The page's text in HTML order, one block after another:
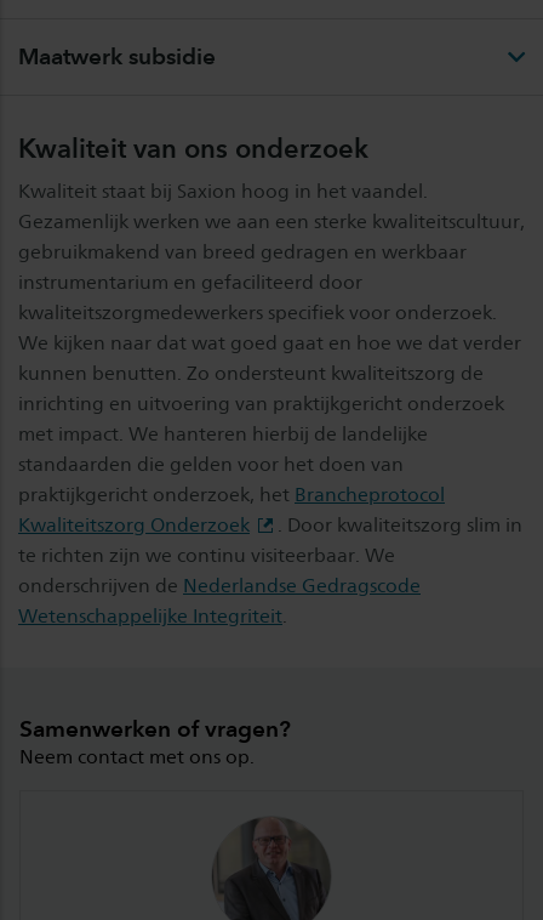
Maatwerk subsidie
Kwaliteit van ons onderzoek
Kwaliteit staat bij Saxion hoog in het vaandel.
Gezamenlijk werken we aan een sterke kwaliteitscultuur,
gebruikmakend van breed gedragen en werkbaar
instrumentarium en gefaciliteerd door
kwaliteitszorgmedewerkers specifiek voor onderzoek.
We kijken naar dat wat goed gaat en hoe we dat verder
kunnen benutten. Zo ondersteunt kwaliteitszorg de
inrichting en uitvoering van praktijkgericht onderzoek
met impact. We hanteren hierbij de landelijke
standaarden die gelden voor het doen van
praktijkgericht onderzoek, het Brancheprotocol
Kwaliteitszorg Onderzoek
. Door kwaliteitszorg slim in
te richten zijn we continu visiteerbaar. We
onderschrijven de Nederlandse Gedragscode
Wetenschappelijke Integriteit.
Samenwerken of vragen?
Neem contact met ons op.